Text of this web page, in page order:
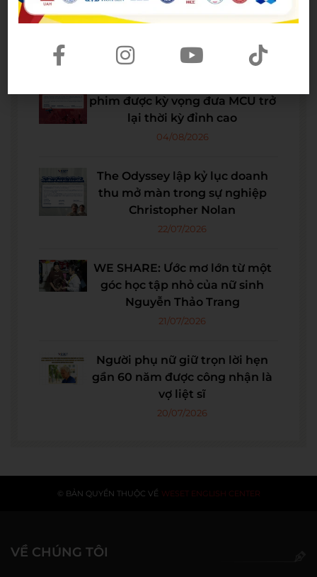
Bài viết mới nhất
phim được kỳ vọng đưa MCU trở
lại thời kỳ đỉnh cao
04/08/2026
The Odyssey lập kỷ lục doanh
thu mở màn trong sự nghiệp
Christopher Nolan
22/07/2026
WE SHARE: Ước mơ lớn từ một
góc học tập nhỏ của nữ sinh
Nguyễn Thảo Trang
21/07/2026
Người phụ nữ giữ trọn lời hẹn
gần 60 năm được công nhận là
vợ liệt sĩ
20/07/2026
© BẢN QUYỀN THUỘC VỀ WESET ENGLISH CENTER
VỀ CHÚNG TÔI